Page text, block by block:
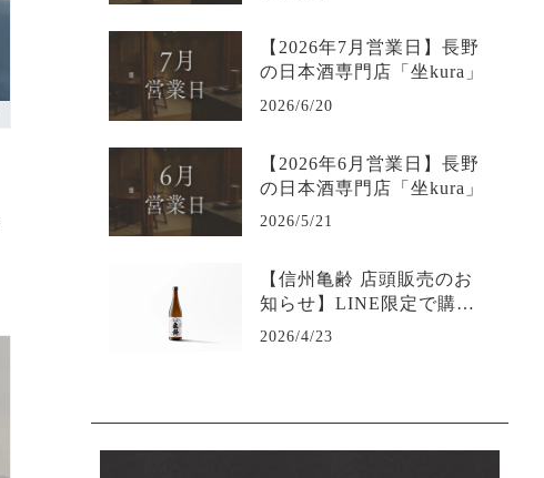
【2026年7月営業日】長野
の日本酒専門店「坐kura」
2026/6/20
【2026年6月営業日】長野
の日本酒専門店「坐kura」
2026/5/21
【信州亀齢 店頭販売のお
知らせ】LINE限定で購入
可能-日本酒専門店坐kura
2026/4/23